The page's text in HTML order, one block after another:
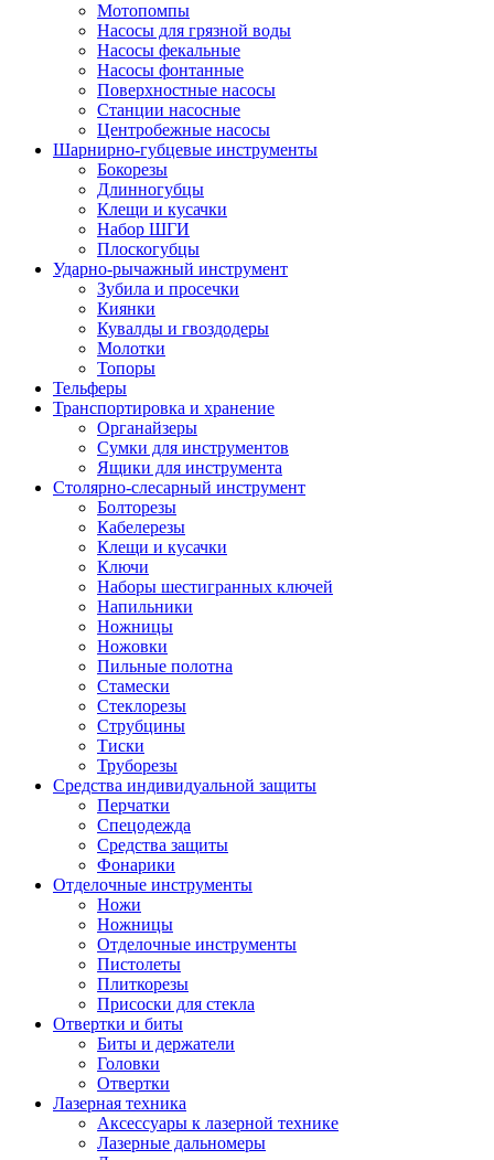
Мотопомпы
Насосы для грязной воды
Насосы фекальные
Насосы фонтанные
Поверхностные насосы
Станции насосные
Центробежные насосы
Шарнирно-губцевые инструменты
Бокорезы
Длинногубцы
Клещи и кусачки
Набор ШГИ
Плоскогубцы
Ударно-рычажный инструмент
Зубила и просечки
Киянки
Кувалды и гвоздодеры
Молотки
Топоры
Тельферы
Транспортировка и хранение
Органайзеры
Сумки для инструментов
Ящики для инструмента
Столярно-слесарный инструмент
Болторезы
Кабелерезы
Клещи и кусачки
Ключи
Наборы шестигранных ключей
Напильники
Ножницы
Ножовки
Пильные полотна
Стамески
Стеклорезы
Струбцины
Тиски
Труборезы
Средства индивидуальной защиты
Перчатки
Спецодежда
Средства защиты
Фонарики
Отделочные инструменты
Ножи
Ножницы
Отделочные инструменты
Пистолеты
Плиткорезы
Присоски для стекла
Отвертки и биты
Биты и держатели
Головки
Отвертки
Лазерная техника
Аксессуары к лазерной технике
Лазерные дальномеры